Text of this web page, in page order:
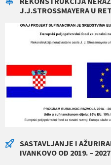
J.J.STROSSMAYERA U
SASTAVLJANJE I
IVANKOVO OD 2019. –